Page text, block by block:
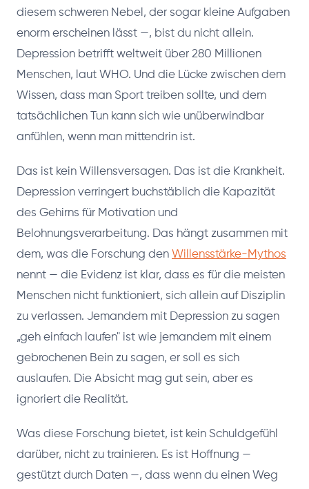
diesem schweren Nebel, der sogar kleine Aufgaben
enorm erscheinen lässt —, bist du nicht allein.
Depression betrifft weltweit über 280 Millionen
Menschen, laut WHO. Und die Lücke zwischen dem
Wissen, dass man Sport treiben sollte, und dem
tatsächlichen Tun kann sich wie unüberwindbar
anfühlen, wenn man mittendrin ist.
Das ist kein Willensversagen. Das ist die Krankheit.
Depression verringert buchstäblich die Kapazität
des Gehirns für Motivation und
Belohnungsverarbeitung. Das hängt zusammen mit
dem, was die Forschung den Willensstärke-Mythos
nennt — die Evidenz ist klar, dass es für die meisten
Menschen nicht funktioniert, sich allein auf Disziplin
zu verlassen. Jemandem mit Depression zu sagen
„geh einfach laufen" ist wie jemandem mit einem
gebrochenen Bein zu sagen, er soll es sich
auslaufen. Die Absicht mag gut sein, aber es
ignoriert die Realität.
Was diese Forschung bietet, ist kein Schuldgefühl
darüber, nicht zu trainieren. Es ist Hoffnung —
gestützt durch Daten —, dass wenn du einen Weg